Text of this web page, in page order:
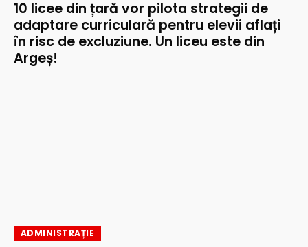
10 licee din țară vor pilota strategii de
adaptare curriculară pentru elevii aflați
în risc de excluziune. Un liceu este din
Argeș!
ADMINISTRAȚIE